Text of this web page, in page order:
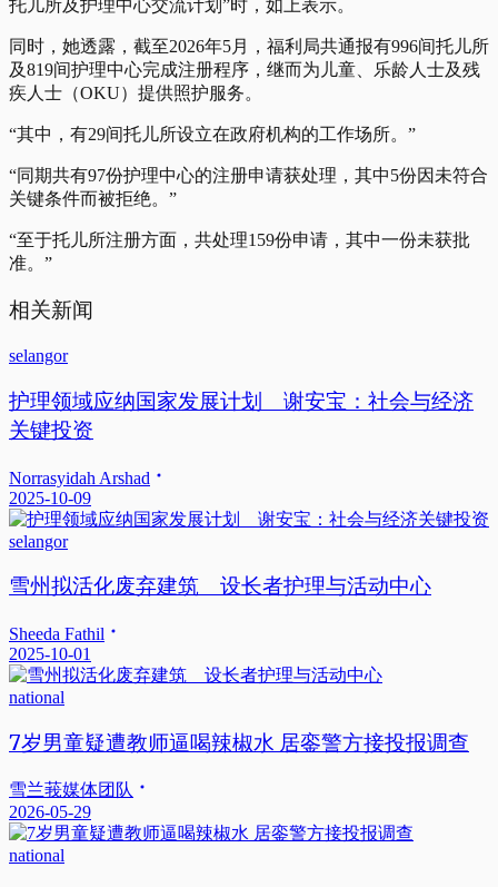
托儿所及护理中心交流计划”时，如上表示。
同时，她透露，截至2026年5月，福利局共通报有996间托儿所
及819间护理中心完成注册程序，继而为儿童、乐龄人士及残
疾人士（OKU）提供照护服务。
“其中，有29间托儿所设立在政府机构的工作场所。”
“同期共有97份护理中心的注册申请获处理，其中5份因未符合
关键条件而被拒绝。”
“至于托儿所注册方面，共处理159份申请，其中一份未获批
准。”
相关新闻
selangor
护理领域应纳国家发展计划 谢安宝：社会与经济
关键投资
Norrasyidah Arshad
2025-10-09
selangor
雪州拟活化废弃建筑 设长者护理与活动中心
Sheeda Fathil
2025-10-01
national
7岁男童疑遭教师逼喝辣椒水 居銮警方接投报调查
雪兰莪媒体团队
2026-05-29
national